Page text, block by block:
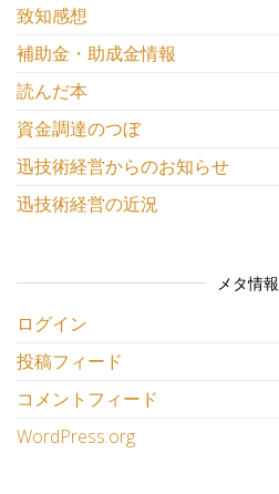
致知感想
補助金・助成金情報
読んだ本
資金調達のつぼ
迅技術経営からのお知らせ
迅技術経営の近況
メタ情報
ログイン
投稿フィード
コメントフィード
WordPress.org